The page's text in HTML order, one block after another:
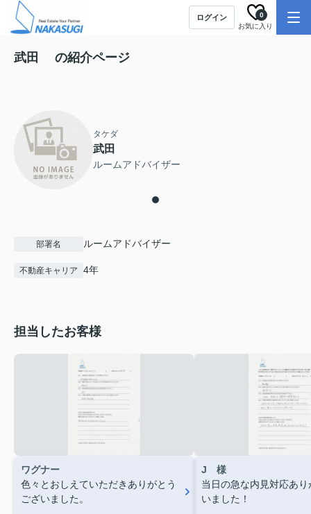
ログイン
お気に入り
0
武田 の紹介ページ
タケダ
武田
ルームアドバイザー
部署名 ルームアドバイザー
不動産キャリア 4年
担当したお客様
ワグナー
色々とおしえていただきありがとう
ございました。
J 様
当日の急な内見対応あ
いました！